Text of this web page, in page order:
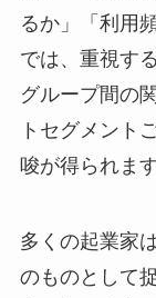
るか」「利用
では、重視す
グループ間の
トセグメント
唆が得られます
多くの起業家
のものとして